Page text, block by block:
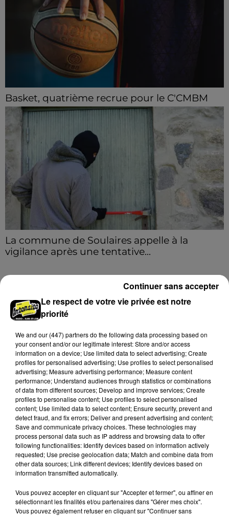
Basket, quatrième recrue pour le C'CMBM
Le club chartrain annonce l'arrivée de Jonathan
Mkamba en provenance de Pau.
La commune de Soulaires appelle à la
vigilance après une tentative...
été prévenue par la gendarmerie.
A LA UNE Voir plus
La commune de Soulaires appelle à la
vigilance après une tentative...
été prévenue par la gendarmerie.
Le respect de votre vie privée est notre
priorité
We and our (447) partnersdo the following data processing based on
your consent and/or our legitimate interest: Store and/or access
information on a device; Use limited data to select advertising; Create
profiles for personalised advertising; Use profiles to select personalised
advertising; Measure advertising performance; Measure content
performance; Understand audiences through statistics or combinations
of data from different sources; Develop and improve services; Create
profiles to personalise content; Use profiles to select personalised
content; Use limited data to select content; Ensure security, prevent and
detect fraud, and fix errors; Deliver and present advertising and content;
Save and communicate privacy choices. These technologies may
process personal data such as IP address and browsing data to offer
following functionalities: Identify devices based on information actively
requested; Use precise geolocation data; Match and combine data from
other data sources; Link different devices; Identify devices based on
information transmitted automatically.
Vous pouvez accepter en cliquant sur "Accepter et fermer", ou affiner en
sélectionnant les finalités et/ou partenaires dans "Gérer mes choix".
Vous pouvez également refuser en cliquant sur "Continuer sans
Continuer sans accepter